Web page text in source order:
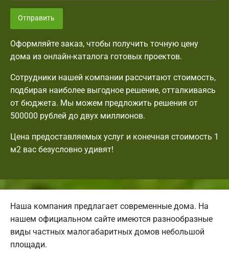
Отправить
Оформляйте заказ, чтобы получить точную цену
дома из онлайн-каталога готовых проектов.
Сотрудники нашей компании рассчитают стоимость,
подбирая наиболее выгодное решение, отталкиваясь
от бюджета. Мы можем предложить решения от
500000 рублей до двух миллионов.
Цена предоставляемых услуг и конечная стоимость 1
м2 вас безусловно удивят!
Наша компания предлагает современные дома. На
нашем официальном сайте имеются разнообразные
виды частных малогабаритных домов небольшой
площади.